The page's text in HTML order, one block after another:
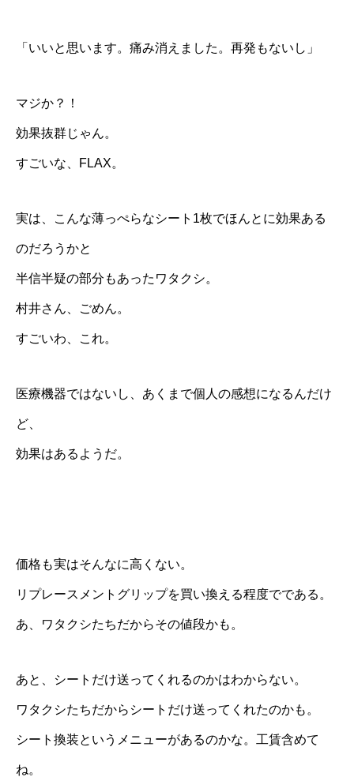
「いいと思います。痛み消えました。再発もないし」
マジか？！
効果抜群じゃん。
すごいな、FLAX。
実は、こんな薄っぺらなシート1枚でほんとに効果ある
のだろうかと
半信半疑の部分もあったワタクシ。
村井さん、ごめん。
すごいわ、これ。
医療機器ではないし、あくまで個人の感想になるんだけ
ど、
効果はあるようだ。
価格も実はそんなに高くない。
リプレースメントグリップを買い換える程度でである。
あ、ワタクシたちだからその値段かも。
あと、シートだけ送ってくれるのかはわからない。
ワタクシたちだからシートだけ送ってくれたのかも。
シート換装というメニューがあるのかな。工賃含めて
ね。